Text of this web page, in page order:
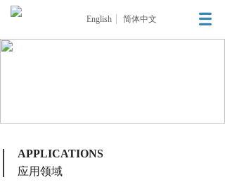
应用领域
APPLICATIONS
English 简体中文